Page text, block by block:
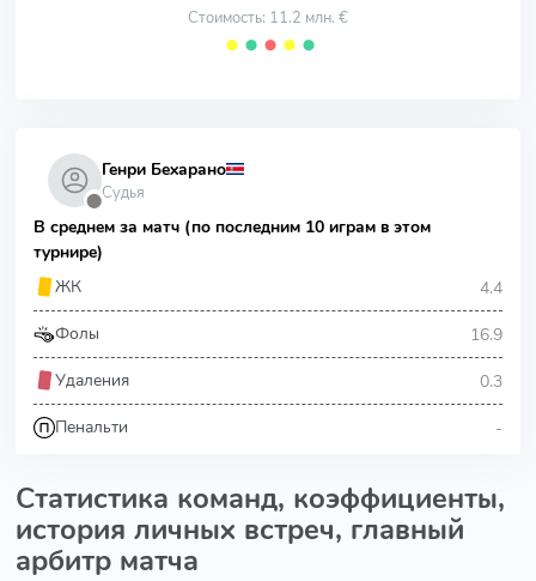
Стоимость: 11.2 млн. €
⬤ ⬤ ⬤ ⬤ ⬤
⬤
Генри Бехарано
Судья
В среднем за матч (по последним 10 играм в этом
турнире)
ЖК
4.4
Фолы 16.9
Удаления 0.3
Пенальти -
Статистика команд, коэффициенты,
история личных встреч, главный
арбитр матча